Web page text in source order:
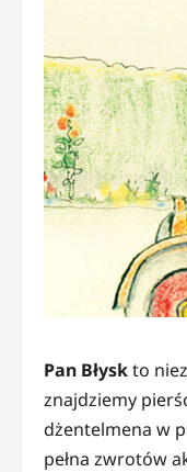
Pan Błyskto
znajdziemy
dżentelmena w
pełna zwrotów